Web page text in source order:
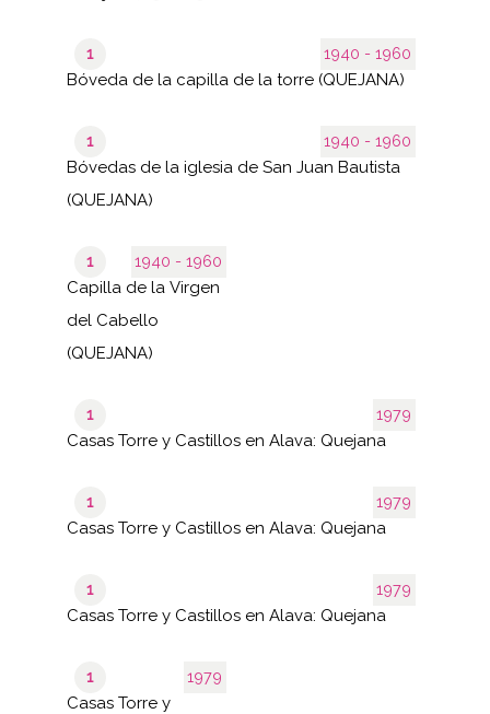
1940 - 1960
1
Bóveda de la capilla de la torre (QUEJANA)
1940 - 1960
1
Bóvedas de la iglesia de San Juan Bautista
(QUEJANA)
1940 - 1960
1
Capilla de la Virgen
del Cabello
(QUEJANA)
1979
1
Casas Torre y Castillos en Alava: Quejana
1979
1
Casas Torre y Castillos en Alava: Quejana
1979
1
Casas Torre y Castillos en Alava: Quejana
1979
1
Casas Torre y